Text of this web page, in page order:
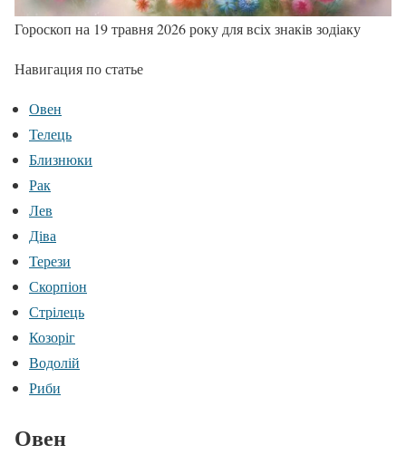
Гороскоп на 19 травня 2026 року для всіх знаків зодіаку
Навигация по статье
Овен
Телець
Близнюки
Рак
Лев
Діва
Терези
Скорпіон
Стрілець
Козоріг
Водолій
Риби
Овен